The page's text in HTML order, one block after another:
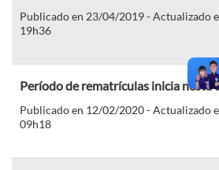
Publicado en 23/04/2019 - Actualizado
19h36
Período de rematrículas inicia nesta
Publicado en 12/02/2020 - Actualizado
09h18